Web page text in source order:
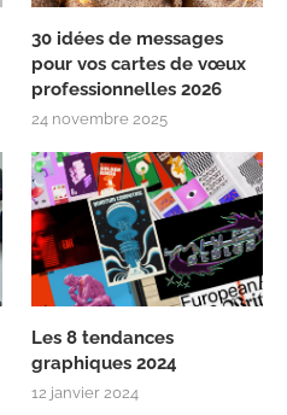
30 idées de messages
pour vos cartes de vœux
professionnelles 2026
24 novembre 2025
Les 8 tendances
graphiques 2024
12 janvier 2024